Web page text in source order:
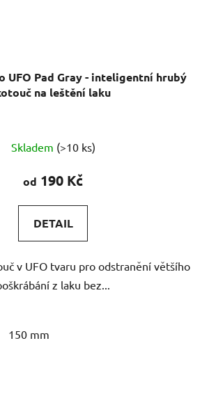
UFO Pad Gray - inteligentní hrubý
na leštění laku
Skladem (>10 ks)
od 190 Kč
DETAIL
v UFO tvaru pro odstranění většího
z laku bez...
150 mm